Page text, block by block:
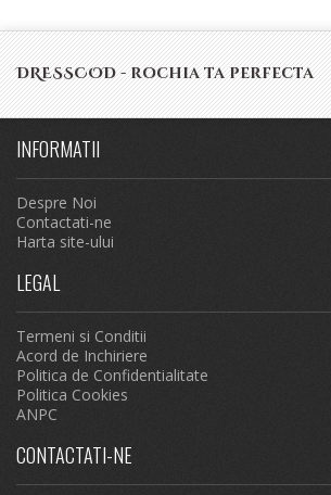
DRESSCOD - rochia ta perfecta
INFORMATII
Despre Noi
Contactati-ne
Harta site-ului
LEGAL
Termeni si Conditii
Acord de Inchiriere
Politica de Confidentialitate
Politica Cookies
ANPC
CONTACTATI-NE